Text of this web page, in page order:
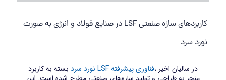
کاربردهای سازه صنعتی LSF در صنایع فولاد و انرژی به صورت
نورد سرد
در سالیان اخیر ،فناوری پیشرفته LSF نورد سرد
بسته به کاربرد